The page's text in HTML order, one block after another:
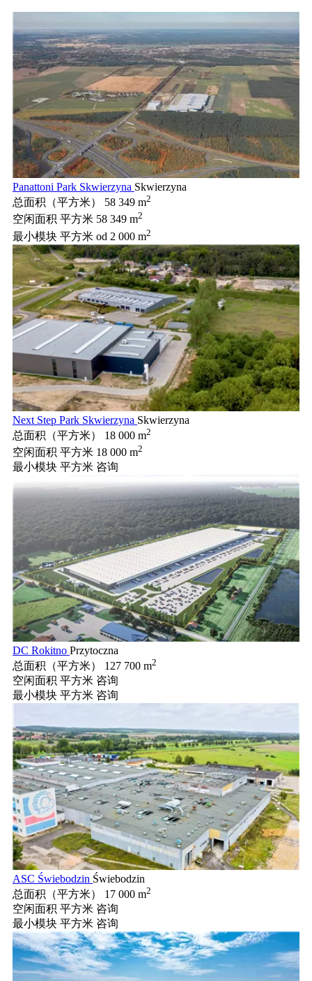
Panattoni Park Skwierzyna Skwierzyna
总面积（平方米）
58 349 m2
空闲面积 平方米 58 349 m2
最小模块 平方米 od 2 000 m2
Next Step Park Skwierzyna Skwierzyna
总面积（平方米）
18 000 m2
空闲面积 平方米 18 000 m2
最小模块 平方米 咨询
DC Rokitno Przytoczna
总面积（平方米）
127 700 m2
空闲面积 平方米 咨询
最小模块 平方米 咨询
ASC Świebodzin Świebodzin
总面积（平方米）
17 000 m2
空闲面积 平方米 咨询
最小模块 平方米 咨询